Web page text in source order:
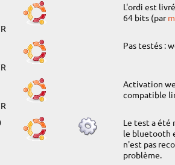
L'ordi est
64 bits (par
Pas testés :
Activation
compatible
Le test a été
le bluetooth
n'est pas
problème.